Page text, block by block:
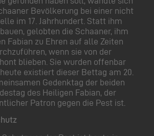
Bevölkerung bei einer nicht
im 17. Jahrhundert. Statt ihm
gelobten die Schaaner, ihm
Fabian zu Ehren auf alle Zeiten
wenn sie von der
blieben. Sie wurden offenbar
existiert dieser Bettag am 20.
Gedenktag der beiden
des Heiligen Fabian, der
Patron gegen die Pest ist.